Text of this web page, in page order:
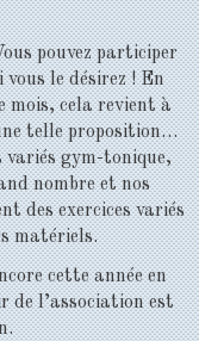
pouvez participer
le désirez ! En
mois, cela revient à
telle proposition…
variés gym-tonique,
nombre et nos
des exercices variés
matériels.
cette année en
de l’association est